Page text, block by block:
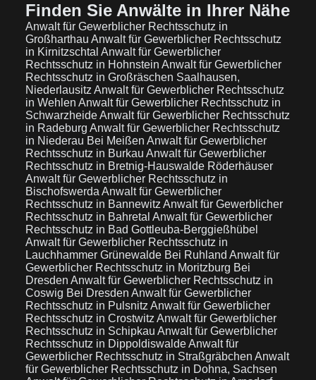
Finden Sie Anwälte in Ihrer Nähe
Anwalt für Gewerblicher Rechtsschutz in
Großharthau Anwalt für Gewerblicher Rechtsschutz
in Kirnitzschtal Anwalt für Gewerblicher
Rechtsschutz in Hohnstein Anwalt für Gewerblicher
Rechtsschutz in Großräschen Saalhausen,
Niederlausitz Anwalt für Gewerblicher Rechtsschutz
in Wehlen Anwalt für Gewerblicher Rechtsschutz in
SchwarzheideAnwalt für Gewerblicher Rechtsschutz
in Radeburg Anwalt für Gewerblicher Rechtsschutz
in Niederau Bei Meißen Anwalt für Gewerblicher
Rechtsschutz in Burkau Anwalt für Gewerblicher
Rechtsschutz in Bretnig-Hauswalde Röderhäuser
Anwalt für Gewerblicher Rechtsschutz in
Bischofswerda Anwalt für Gewerblicher
Rechtsschutz in Bannewitz Anwalt für Gewerblicher
Rechtsschutz in Bahretal Anwalt für Gewerblicher
Rechtsschutz in Bad Gottleuba-Berggießhübel
Anwalt für Gewerblicher Rechtsschutz in
Lauchhammer Grünewalde Bei Ruhland Anwalt für
Gewerblicher Rechtsschutz in Moritzburg Bei
Dresden Anwalt für Gewerblicher Rechtsschutz in
Coswig Bei Dresden Anwalt für Gewerblicher
Rechtsschutz in Pulsnitz Anwalt für Gewerblicher
Rechtsschutz in Crostwitz Anwalt für Gewerblicher
Rechtsschutz in Schipkau Anwalt für Gewerblicher
Rechtsschutz in DippoldiswaldeAnwalt für
Gewerblicher Rechtsschutz in Straßgräbchen Anwalt
für Gewerblicher Rechtsschutz in Dohna, Sachsen